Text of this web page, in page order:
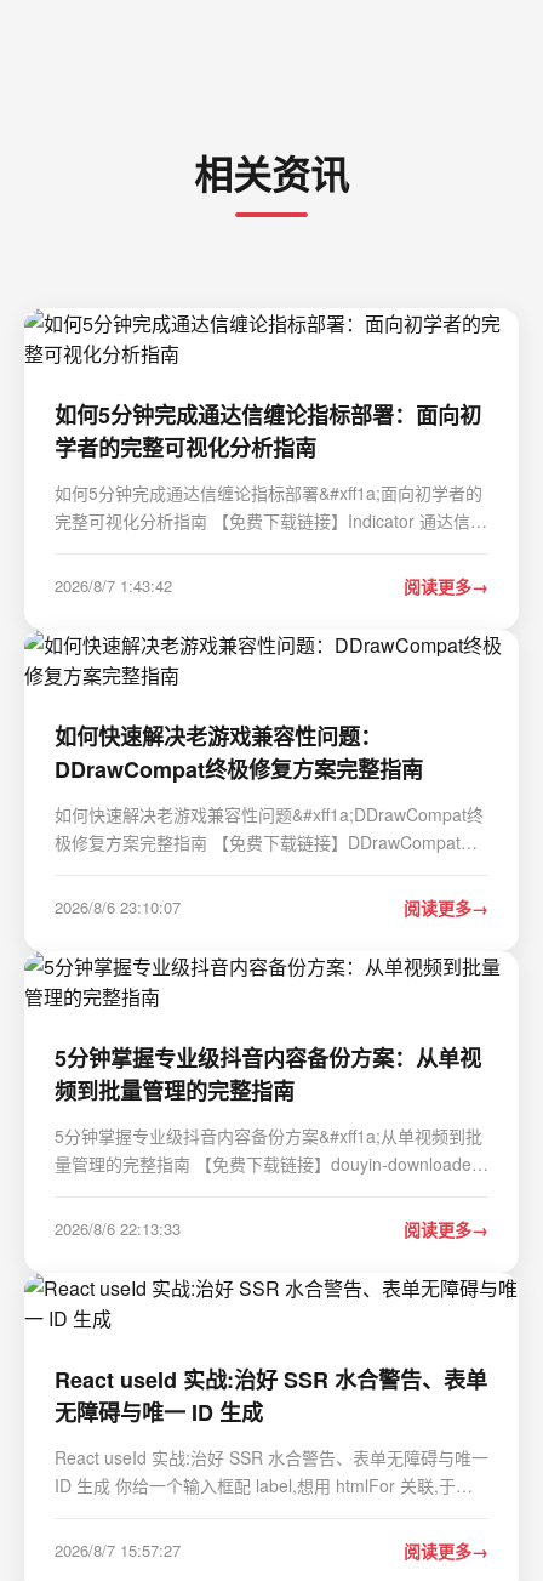
相关资讯
如何5分钟完成通达信缠论指标部署：面向初
学者的完整可视化分析指南
如何5分钟完成通达信缠论指标部署&#xff1a;面向初学者的
完整可视化分析指南 【免费下载链接】Indicator 通达信缠
https://gitcode.com/gh_mirrors/ind/Indicator 缠论技术分
通投…
2026/8/7 1:43:42 阅读更多
如何快速解决老游戏兼容性问题：
DDrawCompat终极修复方案完整指南
如何快速解决老游戏兼容性问题&#xff1a;DDrawCompat终
极修复方案完整指南 【免费下载链接】DDrawCompat
and visual enhancements for Windows Vista, 7, 8, 10
2026/8/6 23:10:07 阅读更多
5分钟掌握专业级抖音内容备份方案：从单视
频到批量管理的完整指南
5分钟掌握专业级抖音内容备份方案&#xff1a;从单视频到批
量管理的完整指南 【免费下载链接】douyin-downloader
profile batch downloads, with progress display, retries,
2026/8/6 22:13:33 阅读更多
React useId 实战:治好 SSR 水合警告、表单
无障碍与唯一 ID 生成
React useId 实战:治好 SSR 水合警告、表单无障碍与唯一
ID 生成 你给一个输入框配 label,想用 htmlFor 关联,于是
htmlFor"email">邮箱</label><input id"email" /></…
2026/8/7 15:57:27 阅读更多